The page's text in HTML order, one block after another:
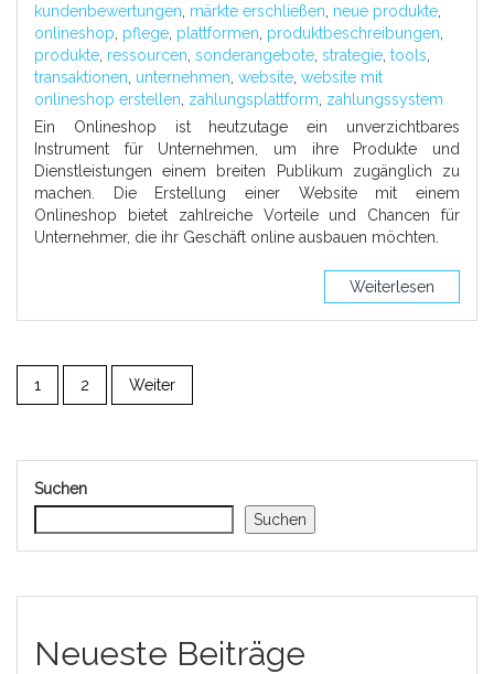
kundenbewertungen märkte erschließen neue produkte
onlineshop pflege plattformen produktbeschreibungen
produkte ressourcen sonderangebote strategie tools
transaktionen unternehmen website website mit
onlineshop erstellen zahlungsplattform zahlungssystem
Ein Onlineshop ist heutzutage ein unverzichtbares
Instrument für Unternehmen, um ihre Produkte und
Dienstleistungen einem breiten Publikum zugänglich zu
machen. Die Erstellung einer Website mit einem
Onlineshop bietet zahlreiche Vorteile und Chancen für
Unternehmer, die ihr Geschäft online ausbauen möchten.
Weiterlesen
1 2 Weiter
Suchen
Suchen
Neueste Beiträge